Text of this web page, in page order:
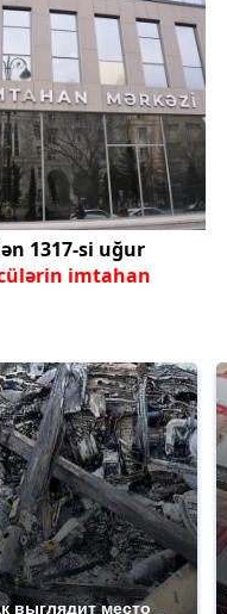
1317-si uğur
imtahan
выглядит место